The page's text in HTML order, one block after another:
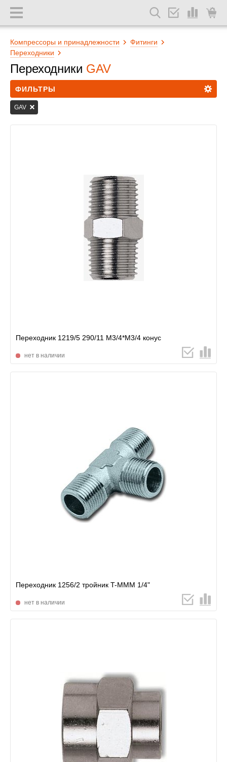
Компрессоры и принадлежности
Фитинги
Переходники
Переходники GAV
ФИЛЬТРЫ
GAV
Переходник 1219/5 290/11 М3/4*М3/4 конус
нет в наличии
Переходник 1256/2 тройник T-MMM 1/4"
нет в наличии